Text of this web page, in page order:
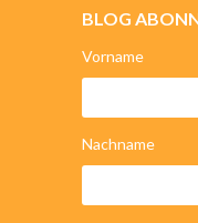
BLOG
Vorname
Nachname